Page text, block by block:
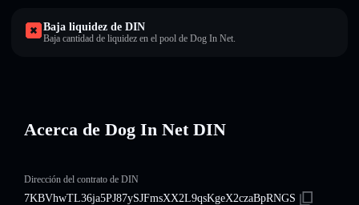
Baja liquidez de DIN
Baja cantidad de liquidez en el pool de Dog In Net.
Acerca de Dog In Net DIN
Dirección del contrato de DIN
7KBVhwTL36ja5PJ87ySJFmsXX2L9qsKgeX2czaBpRNGS